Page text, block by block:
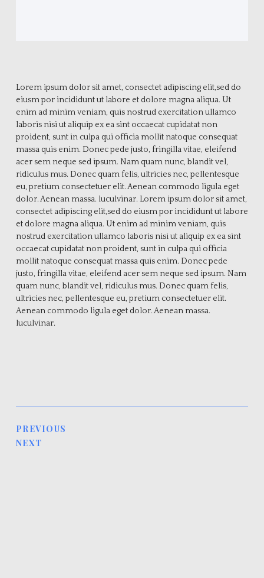
Lorem ipsum dolor sit amet, consectet adipiscing elit,sed do
eiusm por incididunt ut labore et dolore magna aliqua. Ut
enim ad minim veniam, quis nostrud exercitation ullamco
laboris nisi ut aliquip ex ea sint occaecat cupidatat non
proident, sunt in culpa qui officia mollit natoque consequat
massa quis enim. Donec pede justo, fringilla vitae, eleifend
acer sem neque sed ipsum. Nam quam nunc, blandit vel,
ridiculus mus. Donec quam felis, ultricies nec, pellentesque
eu, pretium consectetuer elit. Aenean commodo ligula eget
dolor. Aenean massa. luculvinar. Lorem ipsum dolor sit amet,
consectet adipiscing elit,sed do eiusm por incididunt ut labore
et dolore magna aliqua. Ut enim ad minim veniam, quis
nostrud exercitation ullamco laboris nisi ut aliquip ex ea sint
occaecat cupidatat non proident, sunt in culpa qui officia
mollit natoque consequat massa quis enim. Donec pede
justo, fringilla vitae, eleifend acer sem neque sed ipsum. Nam
quam nunc, blandit vel, ridiculus mus. Donec quam felis,
ultricies nec, pellentesque eu, pretium consectetuer elit.
Aenean commodo ligula eget dolor. Aenean massa.
luculvinar.
PREVIOUS
NEXT